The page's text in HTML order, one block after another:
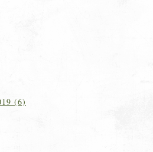
(6)